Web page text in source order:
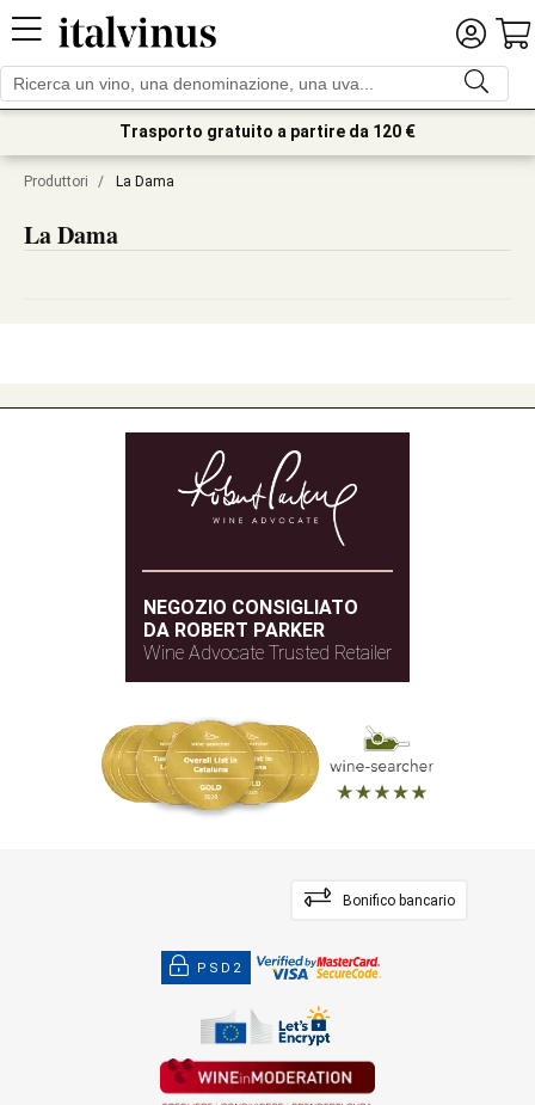
Trasporto gratuito a partire da 120 €
Produttori / La Dama
La Dama
NEGOZIO CONSIGLIATO
DA ROBERT PARKER
Wine Advocate Trusted Retailer
Bonifico bancario
PSD2